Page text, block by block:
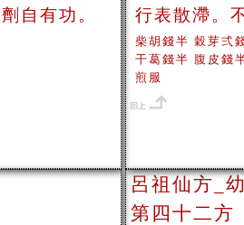
自有功。
行表散滯。
柴胡錢半 穀芽弍
干葛錢半 腹皮錢
煎服
呂祖仙方_
第四十二方